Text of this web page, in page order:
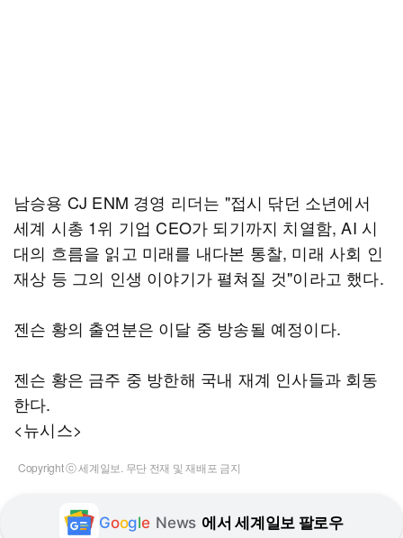
남승용 CJ ENM 경영 리더는 "접시 닦던 소년에서
세계 시총 1위 기업 CEO가 되기까지 치열함, AI 시
대의 흐름을 읽고 미래를 내다본 통찰, 미래 사회 인
재상 등 그의 인생 이야기가 펼쳐질 것"이라고 했다.
젠슨 황의 출연분은 이달 중 방송될 예정이다.
젠슨 황은 금주 중 방한해 국내 재계 인사들과 회동
한다.
<뉴시스>
Copyright ⓒ 세계일보. 무단 전재 및 재배포 금지
Google News 에서 세계일보 팔로우